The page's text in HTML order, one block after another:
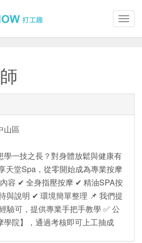
山區
學一技之長？對身體放鬆與健康有
天堂Spa，從零開始成為專業按摩
容 ✔ 全身指壓按摩 ✔ 精油SPA按
與說明 ✔ 環境簡單整理 📌 我們提
驗可，提供專業手把手教學 ✅ 公
學院】，通過考核即可上工抽成